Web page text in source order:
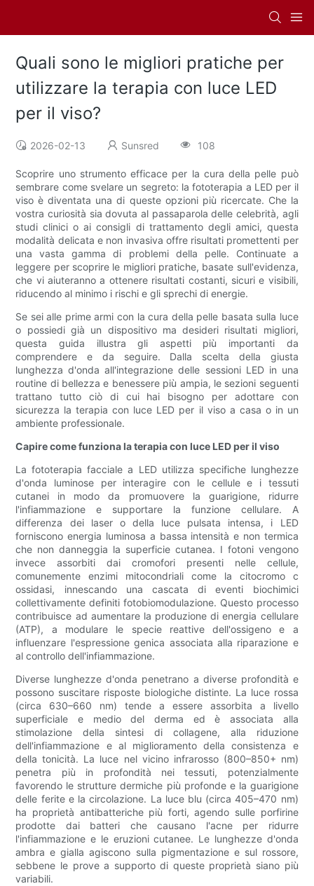
Quali sono le migliori pratiche per
utilizzare la terapia con luce LED
per il viso?
2026-02-13 Sunsred 108
Scoprire uno strumento efficace per la cura della pelle può
sembrare come svelare un segreto: la fototerapia a LED per il
viso è diventata una di queste opzioni più ricercate. Che la
vostra curiosità sia dovuta al passaparola delle celebrità, agli
studi clinici o ai consigli di trattamento degli amici, questa
modalità delicata e non invasiva offre risultati promettenti per
una vasta gamma di problemi della pelle. Continuate a
leggere per scoprire le migliori pratiche, basate sull'evidenza,
che vi aiuteranno a ottenere risultati costanti, sicuri e visibili,
riducendo al minimo i rischi e gli sprechi di energie.
Se sei alle prime armi con la cura della pelle basata sulla luce
o possiedi già un dispositivo ma desideri risultati migliori,
questa guida illustra gli aspetti più importanti da
comprendere e da seguire. Dalla scelta della giusta
lunghezza d'onda all'integrazione delle sessioni LED in una
routine di bellezza e benessere più ampia, le sezioni seguenti
trattano tutto ciò di cui hai bisogno per adottare con
sicurezza la terapia con luce LED per il viso a casa o in un
ambiente professionale.
Capire come funziona la terapia con luce LED per il viso
La fototerapia facciale a LED utilizza specifiche lunghezze
d'onda luminose per interagire con le cellule e i tessuti
cutanei in modo da promuovere la guarigione, ridurre
l'infiammazione e supportare la funzione cellulare. A
differenza dei laser o della luce pulsata intensa, i LED
forniscono energia luminosa a bassa intensità e non termica
che non danneggia la superficie cutanea. I fotoni vengono
invece assorbiti dai cromofori presenti nelle cellule,
comunemente enzimi mitocondriali come la citocromo c
ossidasi, innescando una cascata di eventi biochimici
collettivamente definiti fotobiomodulazione. Questo processo
contribuisce ad aumentare la produzione di energia cellulare
(ATP), a modulare le specie reattive dell'ossigeno e a
influenzare l'espressione genica associata alla riparazione e
al controllo dell'infiammazione.
Diverse lunghezze d'onda penetrano a diverse profondità e
possono suscitare risposte biologiche distinte. La luce rossa
(circa 630–660 nm) tende a essere assorbita a livello
superficiale e medio del derma ed è associata alla
stimolazione della sintesi di collagene, alla riduzione
dell'infiammazione e al miglioramento della consistenza e
della tonicità. La luce nel vicino infrarosso (800–850+ nm)
penetra più in profondità nei tessuti, potenzialmente
favorendo le strutture dermiche più profonde e la guarigione
delle ferite e la circolazione. La luce blu (circa 405–470 nm)
ha proprietà antibatteriche più forti, agendo sulle porfirine
prodotte dai batteri che causano l'acne per ridurre
l'infiammazione e le eruzioni cutanee. Le lunghezze d'onda
ambra e gialla agiscono sulla pigmentazione e sul rossore,
sebbene le prove a supporto di queste proprietà siano più
variabili.